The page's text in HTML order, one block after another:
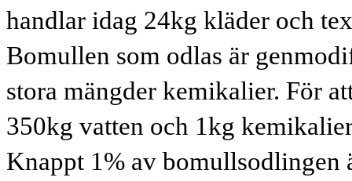
handlar idag 24kg kläder och
Bomullen som odlas är
stora mängder kemikalier. För
350kg vatten och 1kg
Knappt 1% av bomullsodlingen